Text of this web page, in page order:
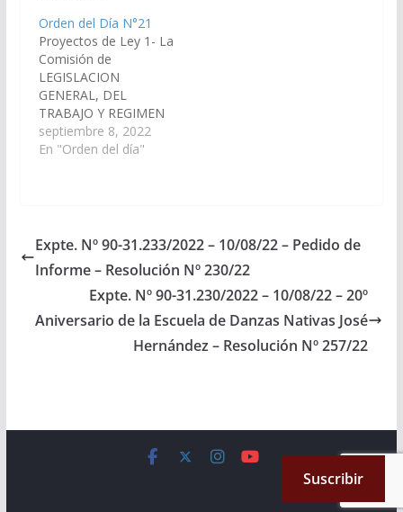
Enseñanza en el Aula",
organizado por la
Comisión de Folklore y
el Instituto Superior de
Profesorado de Arte…
Orden del Día N°21
Proyectos de Ley 1- La
Comisión de
LEGISLACION
GENERAL, DEL
TRABAJO Y REGIMEN
PREVISIONAL, ha
considerado el
comercialización,
manipulación,
fabricación, acopio,
exhibición, expendio
mayorista o minorista
cualquiera sea su
modalidad, a título
septiembre 8, 2022
En "Orden del día"
Expte. Nº 90-31.233/2022 – 10/08/22 – Pedido de
Informe – Resolución Nº 230/22
Expte. Nº 90-31.230/2022 – 10/08/22 – 20º
Aniversario de la Escuela de Danzas Nativas José
Hernández – Resolución Nº 257/22
. All rights reserved.
by ThemeGrill. Powered byWordPress.
Suscribir